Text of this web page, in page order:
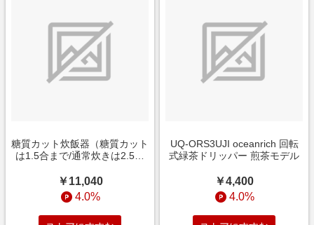
糖質カット炊飯器（糖質カット
は1.5合まで/通常炊きは2.5合
RC25SCA [2.5合 /マイコン]
￥11,040
4.0%
UQ-ORS3UJI oceanrich 回転
式緑茶ドリッパー 煎茶モデル
￥4,400
4.0%